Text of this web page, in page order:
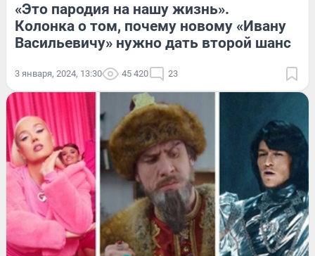
«Это пародия на нашу жизнь».
Колонка о том, почему новому «Ивану
Васильевичу» нужно дать второй шанс
3 января, 2024, 13:30 45 420 23